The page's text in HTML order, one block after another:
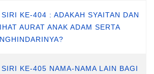
KE-404 : ADAKAH SYAITAN DAN
AURAT ANAK ADAM SERTA
KE-405 NAMA-NAMA LAIN BAGI